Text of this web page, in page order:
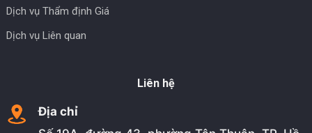
Dịch vụ Thẩm định Giá
Dịch vụ Liên quan
Liên hệ
Địa chỉ